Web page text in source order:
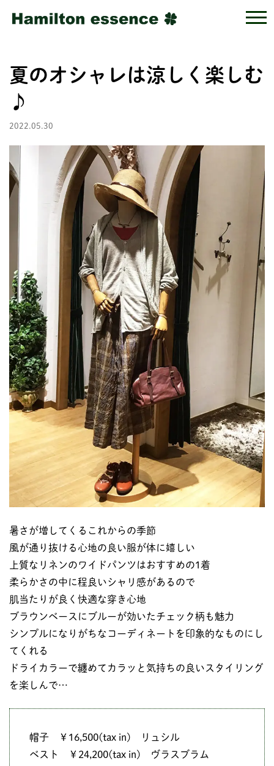
夏のオシャレは涼しく楽しむ
♪
2022.05.30
暑さが増してくるこれからの季節
風が通り抜ける心地の良い服が体に嬉しい
上質なリネンのワイドパンツはおすすめの1着
柔らかさの中に程良いシャリ感があるので
肌当たりが良く快適な穿き心地
ブラウンベースにブルーが効いたチェック柄も魅力
シンプルになりがちなコーディネートを印象的なものにし
てくれる
ドライカラーで纏めてカラッと気持ちの良いスタイリング
を楽しんで…
帽子 ￥16,500(tax in) リュシル
ベスト ￥24,200(tax in) ヴラスブラム